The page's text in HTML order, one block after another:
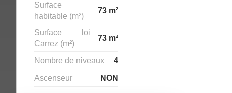
Surface
habitable (m²)
73 m²
Surface loi
Carrez (m²)
73 m²
Nombre de niveaux
4
Ascenseur
NON